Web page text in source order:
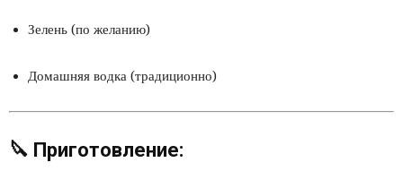
Зелень (по желанию)
Домашняя водка (традиционно)
🔪 Приготовление: